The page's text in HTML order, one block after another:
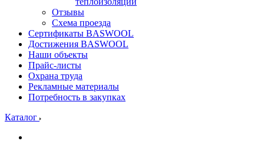
Отзывы
Схема проезда
Сертификаты BASWOOL
Достижения BASWOOL
Наши объекты
Прайс-листы
Охрана труда
Рекламные материалы
Потребность в закупках
Каталог